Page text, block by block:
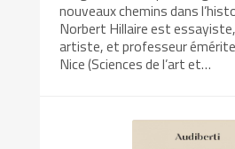
nouveaux chemins dans
Norbert Hillaire est
artiste, et professeur émérite
Nice (Sciences de l’art et…